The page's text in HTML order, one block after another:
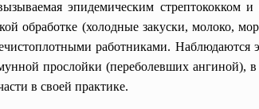
эпидемическим
обработке (холодные закуски, молоко,
работниками.
прослойки (переболевших ангиной),
в своей практике.